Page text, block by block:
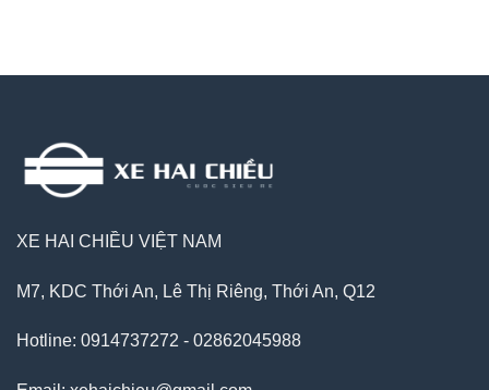
XE HAI CHIỀU VIỆT NAM
M7, KDC Thới An, Lê Thị Riêng, Thới An, Q12
Hotline: 0914737272 - 02862045988